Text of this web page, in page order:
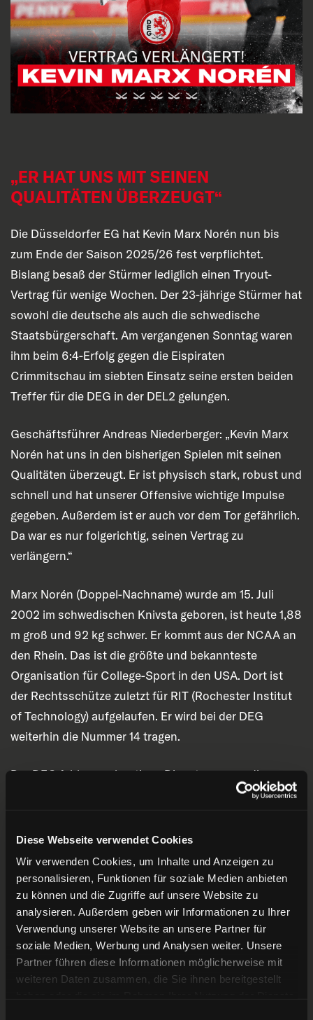
Diese Webseite verwendet Cookies
Wir verwenden Cookies, um Inhalte und Anzeigen zu
personalisieren, Funktionen für soziale Medien anbieten
zu können und die Zugriffe auf unsere Website zu
analysieren. Außerdem geben wir Informationen zu Ihrer
Verwendung unserer Website an unsere Partner für
soziale Medien, Werbung und Analysen weiter. Unsere
Partner führen diese Informationen möglicherweise mit
weiteren Daten zusammen, die Sie ihnen bereitgestellt
„ER HAT UNS MIT SEINEN
QUALITÄTEN ÜBERZEUGT“
Die Düsseldorfer EG hat Kevin Marx Norén nun bis
zum Ende der Saison 2025/26 fest verpflichtet.
Bislang besaß der Stürmer lediglich einen Tryout-
Vertrag für wenige Wochen. Der 23-jährige Stürmer hat
sowohl die deutsche als auch die schwedische
Staatsbürgerschaft. Am vergangenen Sonntag waren
ihm beim 6:4-Erfolg gegen die Eispiraten
Crimmitschau im siebten Einsatz seine ersten beiden
Treffer für die DEG in der DEL2 gelungen.
Geschäftsführer Andreas Niederberger: „Kevin Marx
Norén hat uns in den bisherigen Spielen mit seinen
Qualitäten überzeugt. Er ist physisch stark, robust und
schnell und hat unserer Offensive wichtige Impulse
gegeben. Außerdem ist er auch vor dem Tor gefährlich.
Da war es nur folgerichtig, seinen Vertrag zu
verlängern.“
Marx Norén (Doppel-Nachname) wurde am 15. Juli
2002 im schwedischen Knivsta geboren, ist heute 1,88
m groß und 92 kg schwer. Er kommt aus der NCAA an
den Rhein. Das ist die größte und bekannteste
Organisation für College-Sport in den USA. Dort ist
der Rechtsschütze zuletzt für RIT (Rochester Institut
of Technology) aufgelaufen. Er wird bei der DEG
weiterhin die Nummer 14 tragen.
Der DEG fehlen am heutigen Dienstag gegen die
Towerstars Ravensburg (19:30 Uhr) weiterhin Kristian
Unterkörperverletzung), Leon Niederberger
(Oberkörperverletzung) und Colin Smith (private
Gründe). Tickets unter wwwdegtickets.de oder an der
Abendkasse.